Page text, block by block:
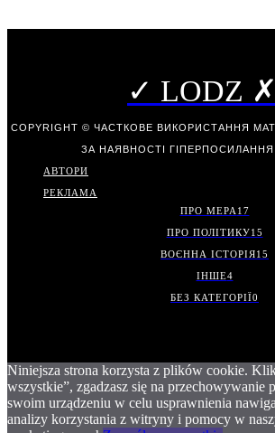
✓ LODZ ✗
COPYRIGHT © ЧАСТКОВЕ ВИКОРИСТАННЯ
ЗА НАЯВНОСТІ ГІПЕРПОСИЛАННЯ
АВТОРИ
РЕКЛАМА
ПРО МЕРА 17
ПРО ПОЛІТИКУ15
ВОЄННА ІСТОРІЯ15
ІНШЕ4
БЕЗ КАТЕГОРІЇ0
Niniejsza strona korzysta z plików cookie.
wszystkie”, zgadzasz się na przechowywanie
swoim urządzeniu w celu usprawnienia
analizy korzystania z witryny i pomocy w